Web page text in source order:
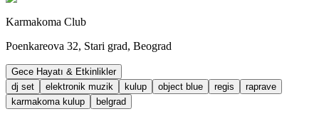
Karmakoma Club
Poenkareova 32, Stari grad, Beograd
Gece Hayatı & Etkinlikler
dj set
elektronik muzik kulup object blue regis
raprave
karmakoma kulup
belgrad